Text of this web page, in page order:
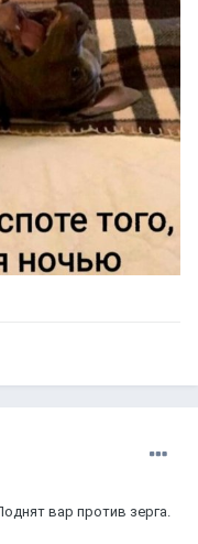
вар против зерга.